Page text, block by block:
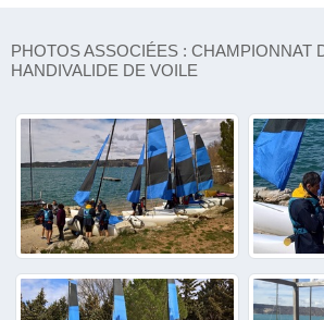
PHOTOS ASSOCIÉES : CHAMPIONNAT
HANDIVALIDE DE VOILE